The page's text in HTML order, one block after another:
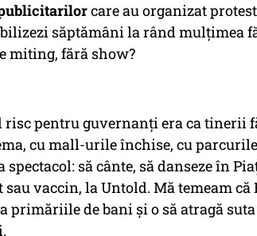
care au organizat
săptămâni la rând mulțimea
miting, fără show?
pentru guvernanți era ca tinerii
cu mall-urile închise, cu
spectacol: să cânte, să danseze în
sau vaccin, la Untold. Mă temeam
primăriile de bani și o să atragă